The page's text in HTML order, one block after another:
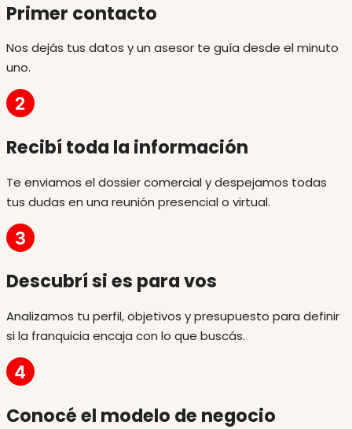
Primer contacto
Nos dejás tus datos y un asesor te guía desde el minuto
uno.
Recibí toda la información
Te enviamos el dossier comercial y despejamos todas
tus dudas en una reunión presencial o virtual.
Descubrí si es para vos
Analizamos tu perfil, objetivos y presupuesto para definir
si la franquicia encaja con lo que buscás.
Conocé el modelo de negocio